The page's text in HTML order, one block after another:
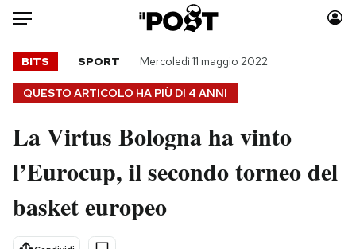
Auto
HOME
Italia
Politica
Tecnologia
Moda
Consumismi
QUESTO ARTICOLO HA PIÙ DI 4 ANNI
BITS SPORT Mercoledì 11 maggio 2022
La Virtus Bologna ha vinto
l’Eurocup, il secondo torneo del
basket europeo